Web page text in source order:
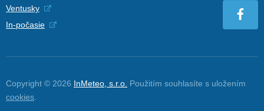
Ventusky
In-počasie
Copyright © 2026 InMeteo, s.r.o. Použitím souhlasíte s uložením
cookies